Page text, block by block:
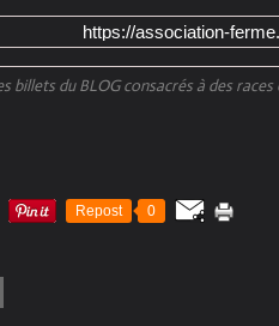
https://association-
billets du BLOG consacrés à des
Repost 0